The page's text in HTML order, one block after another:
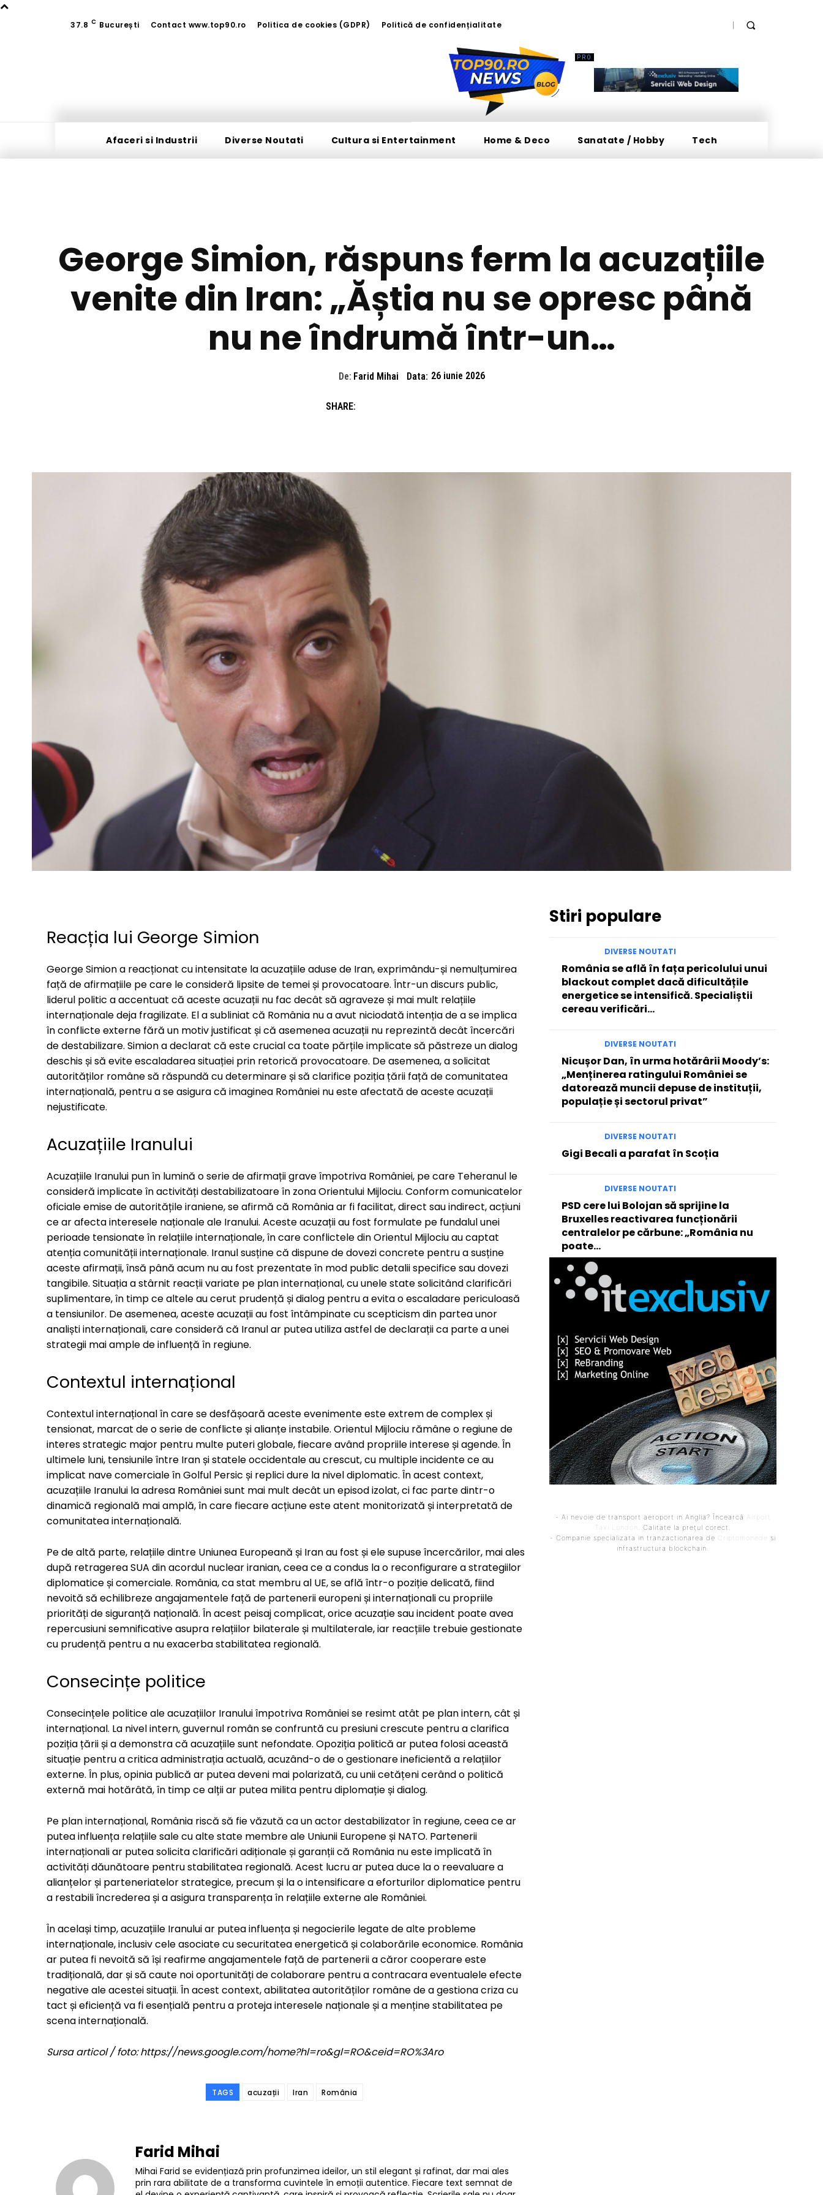
37.8 C București Contact www.top90.ro Politica de cookies (GDPR) Politică de confidențialitate
Afaceri si Industrii Diverse Noutati Cultura si Entertainment Home & Deco Sanatate / Hobby Tech
George Simion, răspuns ferm la acuzațiile
venite din Iran: „Ăștia nu se opresc până
nu ne îndrumă într-un…
De: Farid Mihai Data: 26 iunie 2026
SHARE:
Reacția lui George Simion
George Simion a reacționat cu intensitate la acuzațiile aduse de Iran, exprimându-și nemulțumirea
față de afirmațiile pe care le consideră lipsite de temei și provocatoare. Într-un discurs public,
liderul politic a accentuat că aceste acuzații nu fac decât să agraveze și mai mult relațiile
internaționale deja fragilizate. El a subliniat că România nu a avut niciodată intenția de a se implica
în conflicte externe fără un motiv justificat și că asemenea acuzații nu reprezintă decât încercări
de destabilizare. Simion a declarat că este crucial ca toate părțile implicate să păstreze un dialog
deschis și să evite escaladarea situației prin retorică provocatoare. De asemenea, a solicitat
autorităților române să răspundă cu determinare și să clarifice poziția țării față de comunitatea
internațională, pentru a se asigura că imaginea României nu este afectată de aceste acuzații
nejustificate.
Acuzațiile Iranului
Acuzațiile Iranului pun în lumină o serie de afirmații grave împotriva României, pe care Teheranul le
consideră implicate în activități destabilizatoare în zona Orientului Mijlociu. Conform comunicatelor
oficiale emise de autoritățile iraniene, se afirmă că România ar fi facilitat, direct sau indirect, acțiuni
ce ar afecta interesele naționale ale Iranului. Aceste acuzații au fost formulate pe fundalul unei
perioade tensionate în relațiile internaționale, în care conflictele din Orientul Mijlociu au captat
atenția comunității internaționale. Iranul susține că dispune de dovezi concrete pentru a susține
aceste afirmații, însă până acum nu au fost prezentate în mod public detalii specifice sau dovezi
tangibile. Situația a stârnit reacții variate pe plan internațional, cu unele state solicitând clarificări
suplimentare, în timp ce altele au cerut prudență și dialog pentru a evita o escaladare periculoasă
a tensiunilor. De asemenea, aceste acuzații au fost întâmpinate cu scepticism din partea unor
analiști internaționali, care consideră că Iranul ar putea utiliza astfel de declarații ca parte a unei
strategii mai ample de influență în regiune.
Contextul internațional
Contextul internațional în care se desfășoară aceste evenimente este extrem de complex și
tensionat, marcat de o serie de conflicte și alianțe instabile. Orientul Mijlociu rămâne o regiune de
interes strategic major pentru multe puteri globale, fiecare având propriile interese și agende. În
ultimele luni, tensiunile între Iran și statele occidentale au crescut, cu multiple incidente ce au
implicat nave comerciale în Golful Persic și replici dure la nivel diplomatic. În acest context,
acuzațiile Iranului la adresa României sunt mai mult decât un episod izolat, ci fac parte dintr-o
dinamică regională mai amplă, în care fiecare acțiune este atent monitorizată și interpretată de
comunitatea internațională.
Pe de altă parte, relațiile dintre Uniunea Europeană și Iran au fost și ele supuse încercărilor, mai ales
după retragerea SUA din acordul nuclear iranian, ceea ce a condus la o reconfigurare a strategiilor
diplomatice și comerciale. România, ca stat membru al UE, se află într-o poziție delicată, fiind
nevoită să echilibreze angajamentele față de partenerii europeni și internaționali cu propriile
priorități de siguranță națională. În acest peisaj complicat, orice acuzație sau incident poate avea
repercusiuni semnificative asupra relațiilor bilaterale și multilaterale, iar reacțiile trebuie gestionate
cu prudență pentru a nu exacerba stabilitatea regională.
Consecințe politice
Consecințele politice ale acuzațiilor Iranului împotriva României se resimt atât pe plan intern, cât și
internațional. La nivel intern, guvernul român se confruntă cu presiuni crescute pentru a clarifica
poziția țării și a demonstra că acuzațiile sunt nefondate. Opoziția politică ar putea folosi această
situație pentru a critica administrația actuală, acuzând-o de o gestionare ineficientă a relațiilor
externe. În plus, opinia publică ar putea deveni mai polarizată, cu unii cetățeni cerând o politică
externă mai hotărâtă, în timp ce alții ar putea milita pentru diplomație și dialog.
Pe plan internațional, România riscă să fie văzută ca un actor destabilizator în regiune, ceea ce ar
putea influența relațiile sale cu alte state membre ale Uniunii Europene și NATO. Partenerii
internaționali ar putea solicita clarificări adiționale și garanții că România nu este implicată în
activități dăunătoare pentru stabilitatea regională. Acest lucru ar putea duce la o reevaluare a
alianțelor și parteneriatelor strategice, precum și la o intensificare a eforturilor diplomatice pentru
a restabili încrederea și a asigura transparența în relațiile externe ale României.
În același timp, acuzațiile Iranului ar putea influența și negocierile legate de alte probleme
internaționale, inclusiv cele asociate cu securitatea energetică și colaborările economice. România
ar putea fi nevoită să își reafirme angajamentele față de partenerii a căror cooperare este
tradițională, dar și să caute noi oportunități de colaborare pentru a contracara eventualele efecte
negative ale acestei situații. În acest context, abilitatea autorităților române de a gestiona criza cu
tact și eficiență va fi esențială pentru a proteja interesele naționale și a menține stabilitatea pe
scena internațională.
Sursa articol / foto: https://news.google.com/home?hl=ro&gl=RO&ceid=RO%3Aro
TAGS acuzații Iran România
Farid Mihai
Mihai Farid se evidențiază prin profunzimea ideilor, un stil elegant și rafinat, dar mai ales
prin rara abilitate de a transforma cuvintele în emoții autentice. Fiecare text semnat de
Stiri populare
DIVERSE NOUTATI
România se află în fața pericolului unui
blackout complet dacă dificultățile
energetice se intensifică. Specialiștii
cereau verificări…
DIVERSE NOUTATI
Nicușor Dan, în urma hotărârii Moody’s:
„Menținerea ratingului României se
datorează muncii depuse de instituții,
populație și sectorul privat”
DIVERSE NOUTATI
Gigi Becali a parafat în Scoția
DIVERSE NOUTATI
PSD cere lui Bolojan să sprijine la
Bruxelles reactivarea funcționării
centralelor pe cărbune: „România nu
poate…
- Ai nevoie de transport aeroport in Anglia? Încearcă Airport
Taxi London
. Calitate la prețul corect.
- Companie specializata in tranzactionarea de
Criptomonede
si
infrastructura blockchain.